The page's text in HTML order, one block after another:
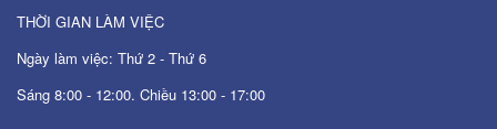
THỜI GIAN LÀM VIỆC
Ngày làm việc: Thứ 2 - Thứ 6
Sáng 8:00 - 12:00. Chiều 13:00 - 17:00